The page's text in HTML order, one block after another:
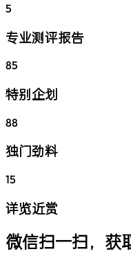
5
专业测评报告
85
特别企划
88
独门劲料
15
详览近赏
微信扫一扫，获